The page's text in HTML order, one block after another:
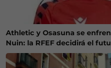
Athletic y Osasuna se
Nuin: la RFEF decidirá el